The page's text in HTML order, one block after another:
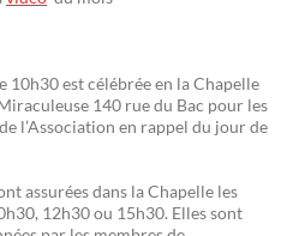
10h30 est célébrée en la Chapelle
140 rue du Bac pour les
l’Association en rappel du jour de
assurées dans la Chapelle les
12h30 ou 15h30. Elles sont